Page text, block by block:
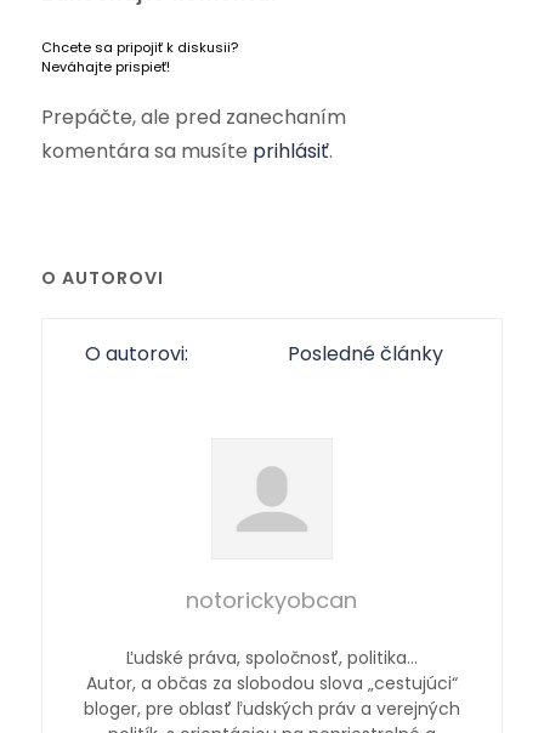
Chcete sa pripojiť k diskusii?
Neváhajte prispieť!
Prepáčte, ale pred zanechaním
komentára sa musíte prihlásiť.
O AUTOROVI
O autorovi: Posledné články
notorickyobcan
Ľudské práva, spoločnosť, politika…
Autor, a občas za slobodou slova „cestujúci“
bloger, pre oblasť ľudských práv a verejných